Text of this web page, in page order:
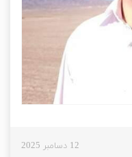
12 دسامبر 2025